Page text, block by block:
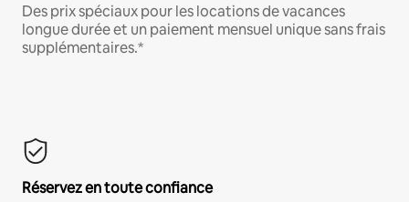
Des prix spéciaux pour les locations de vacances
longue durée et un paiement mensuel unique sans frais
supplémentaires.*
Réservez en toute confiance